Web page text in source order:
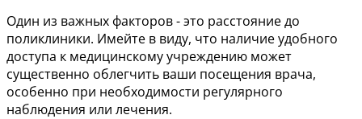
Один из важных факторов - это расстояние до
поликлиники. Имейте в виду, что наличие удобного
доступа к медицинскому учреждению может
существенно облегчить ваши посещения врача,
особенно при необходимости регулярного
наблюдения или лечения.